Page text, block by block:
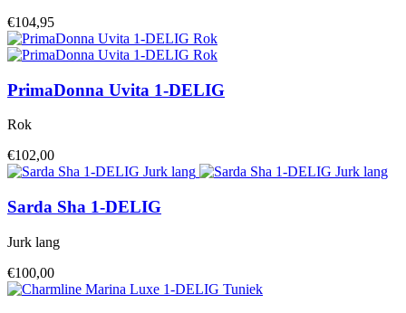
€104,95
PrimaDonna Uvita 1-DELIG
Rok
€102,00
Sarda Sha 1-DELIG
Jurk lang
€100,00